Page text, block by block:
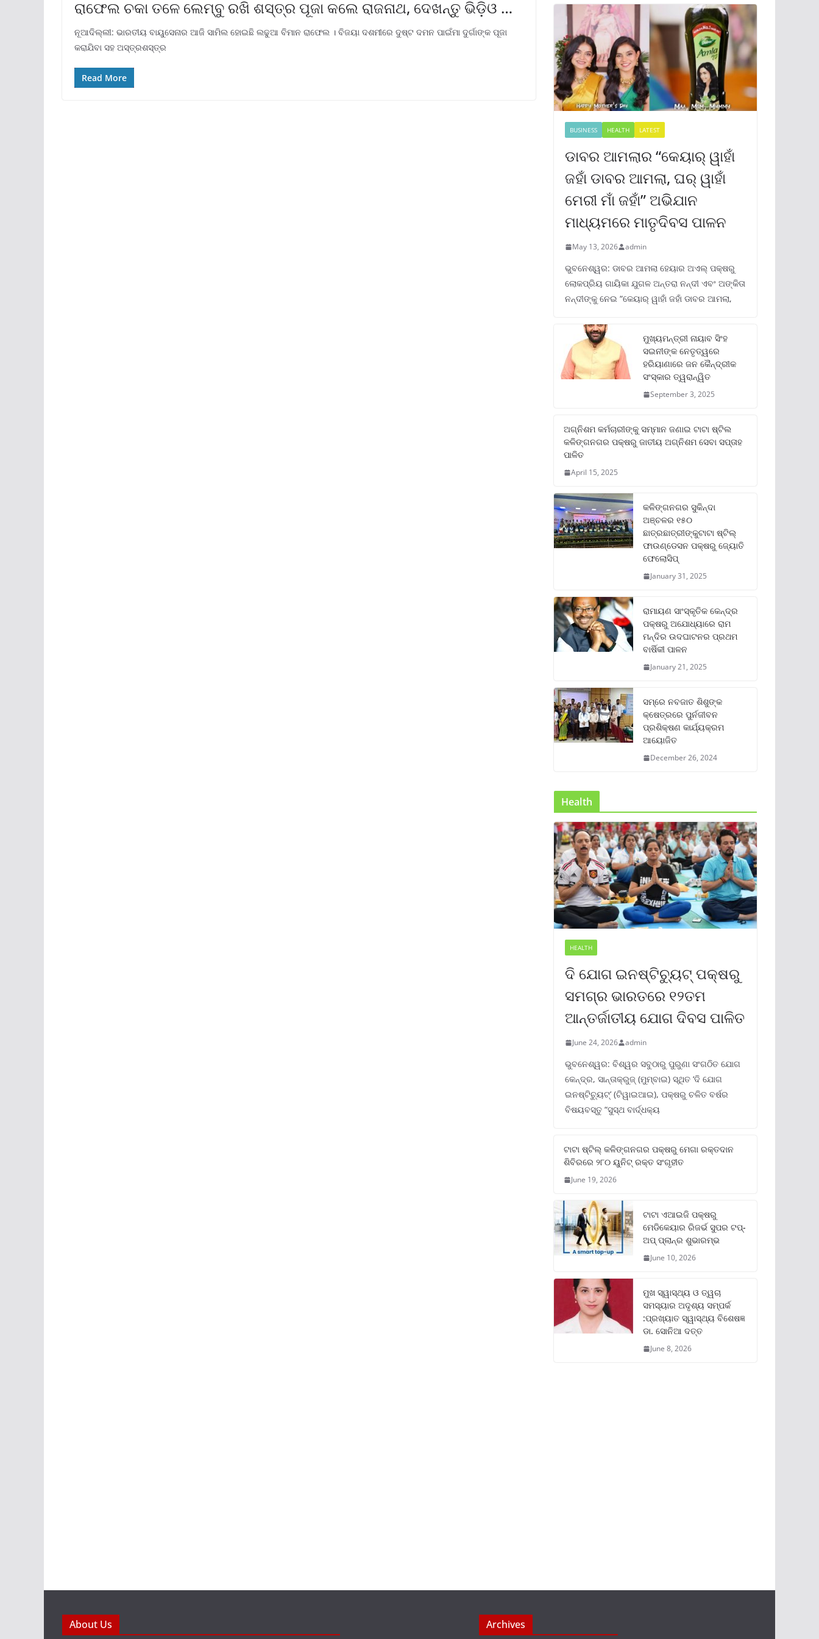
ରାଫେଲ ଚକା ତଳେ ଲେମ୍ବୁ ରଖି ଶସ୍ତ୍ର ପୂଜା କଲେ ରାଜନାଥ, ଦେଖନ୍ତୁ ଭିଡ଼ିଓ …
ନୂଆଦିଲ୍ଲୀ: ଭାରତୀୟ ବାୟୁସେନାର ଆଜି ସାମିଲ ହୋଇଛି ଲଢୁଆ ବିମାନ ରାଫେଲ । ବିଜୟା ଦଶମୀରେ ଦୁଷ୍ଟ ଦମନ ପାଇଁମା ଦୁର୍ଗାଙ୍କ ପୂଜା
କରାଯିବା ସହ ଅସ୍ତ୍ରଶସ୍ତ୍ର
Read More
BUSINESS HEALTH LATEST
ଡାବର ଆମଲାର “କେୟାର୍ ୱାହାଁ
ଜହାଁ ଡାବର ଆମଲା, ଘର୍ ୱାହାଁ
ମେରୀ ମାଁ ଜହାଁ” ଅଭିଯାନ
ମାଧ୍ୟମରେ ମାତୃଦିବସ ପାଳନ
May 13, 2026 admin
ଭୁବନେଶ୍ୱର: ଡାବର ଆମଲା ହେୟାର ଅଏଲ୍ ପକ୍ଷରୁ
ଲୋକପ୍ରିୟ ଗାୟିକା ଯୁଗଳ ଅନ୍ତରା ନନ୍ଦୀ ଏବଂ ଅଙ୍କିତା
ନନ୍ଦୀଙ୍କୁ ନେଇ “କେୟାର୍ ୱାହାଁ ଜହାଁ ଡାବର ଆମଲା,
ମୁଖ୍ୟମନ୍ତ୍ରୀ ନାୟାବ ସିଂହ
ସଇନୀଙ୍କ ନେତୃତ୍ୱରେ
ହରିୟାଣାରେ ଜନ କୈନ୍ଦ୍ରୀକ
ସଂସ୍କାର ତ୍ୱରାନ୍ୱିତ
September 3, 2025
ଅଗ୍ନିଶମ କର୍ମଚାରୀଙ୍କୁ ସମ୍ମାନ ଜଣାଇ ଟାଟା ଷ୍ଟିଲ
କଳିଙ୍ଗନଗର ପକ୍ଷରୁ ଜାତୀୟ ଅଗ୍ନିଶମ ସେବା ସପ୍ତାହ
ପାଳିତ
April 15, 2025
କଳିଙ୍ଗନଗର ସୁକିନ୍ଦା
ଅଞ୍ଚଳର ୧୫୦
ଛାତ୍ରଛାତ୍ରୀଙ୍କୁଟାଟା ଷ୍ଟିଲ୍
ଫାଉଣ୍ଡେସନ ପକ୍ଷରୁ ଜ୍ୟୋତି
ଫେଲୋସିପ୍‌
January 31, 2025
ରାମାୟଣ ସାଂସ୍କୃତିକ କେନ୍ଦ୍ର
ପକ୍ଷରୁ ଅଯୋଧ୍ୟାରେ ରାମ
ମନ୍ଦିର ଉଦଘାଟନର ପ୍ରଥମ
ବାର୍ଷିକୀ ପାଳନ
January 21, 2025
ସମ୍‌ରେ ନବଜାତ ଶିଶୁଙ୍କ
କ୍ଷେତ୍ରରେ ପୁର୍ନଜୀବନ
ପ୍ରଶିକ୍ଷଣ କାର୍ଯ୍ୟକ୍ରମ
ଆୟୋଜିତ
December 26, 2024
Health
HEALTH
ଦି ଯୋଗ ଇନଷ୍ଟିଚ୍ୟୁଟ୍ ପକ୍ଷରୁ
ସମଗ୍ର ଭାରତରେ ୧୨ତମ
ଆନ୍ତର୍ଜାତୀୟ ଯୋଗ ଦିବସ ପାଳିତ
June 24, 2026 admin
ଭୁବନେଶ୍ୱର: ବିଶ୍ୱର ସବୁଠାରୁ ପୁରୁଣା ସଂଗଠିତ ଯୋଗ
କେନ୍ଦ୍ର, ସାନ୍ତାକ୍ରୁଜ୍ (ମୁମ୍ବାଇ) ସ୍ଥିତ ‘ଦି ଯୋଗ
ଇନଷ୍ଟିଚ୍ୟୁଟ୍‌’ (ଟିୱାଇଆଇ), ପକ୍ଷରୁ ଚଳିତ ବର୍ଷର
ବିଷୟବସ୍ତୁ “ସୁସ୍ଥ ବାର୍ଦ୍ଧକ୍ୟ
ଟାଟା ଷ୍ଟିଲ୍‌ କଳିଙ୍ଗନଗର ପକ୍ଷରୁ ମେଗା ରକ୍ତଦାନ
ଶିବିରରେ ୨୮୦ ୟୁନିଟ୍‌ ରକ୍ତ ସଂଗୃହୀତ
June 19, 2026
ଟାଟା ଏଆଇଜି ପକ୍ଷରୁ
ମେଡିକେୟାର ରିଜର୍ଭ ସୁପର ଟପ୍‌-
ଅପ୍ ପ୍ଲାନ୍‌ର ଶୁଭାରମ୍ଭ
June 10, 2026
ମୁଖ ସ୍ୱାସ୍ଥ୍ୟ ଓ ତ୍ୱଚା
ସମସ୍ୟାର ଅଦୃଶ୍ୟ ସମ୍ପର୍କ
:ପ୍ରଖ୍ୟାତ ସ୍ୱାସ୍ଥ୍ୟ ବିଶେଷଜ୍ଞ
ଡା. ସୋନିଆ ଦତ୍ତ
June 8, 2026
About Us Archives